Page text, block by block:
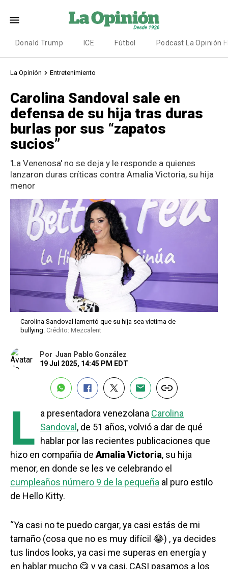
Donald Trump ICE Fútbol Podcast La Opinión
La Opinión Entretenimiento
Carolina Sandoval sale en
defensa de su hija tras duras
burlas por sus “zapatos
sucios”
'La Venenosa' no se deja y le responde a quienes
lanzaron duras críticas contra Amalia Victoria, su hija
menor
Carolina Sandoval lamentó que su hija sea víctima de
bullying. Crédito: Mezcalent
Por Juan Pablo González
19 Jul 2025, 14:45 PM EDT
L a presentadora venezolana Carolina
Sandoval, de 51 años, volvió a dar de qué
hablar por las recientes publicaciones que
hizo en compañía de Amalia Victoria, su hija
menor, en donde se les ve celebrando el
cumpleaños número 9 de la pequeña al puro estilo
de Hello Kitty.
“Ya casi no te puedo cargar, ya casi estás de mi
tamaño (cosa que no es muy difícil 😂) , ya decides
tus lindos looks, ya casi me superas en energía y
en hablar mucho 😋 y ya casi, CASI pasamos a los